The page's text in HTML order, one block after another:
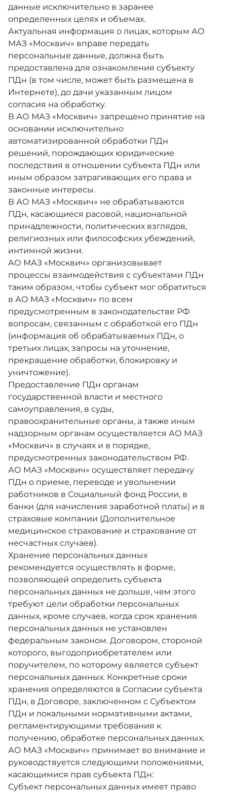
данные исключительно в заранее
определенных целях и объемах.
Актуальная информация о лицах, которым АО
МАЗ «Москвич» вправе передать
персональные данные, должна быть
предоставлена для ознакомления субъекту
ПДн (в том числе, может быть размещена в
Интернете), до дачи указанным лицом
согласия на обработку.
В АО МАЗ «Москвич» запрещено принятие на
основании исключительно
автоматизированной обработки ПДн
решений, порождающих юридические
последствия в отношении субъекта ПДн или
иным образом затрагивающих его права и
законные интересы.
В АО МАЗ «Москвич» не обрабатываются
ПДн, касающиеся расовой, национальной
принадлежности, политических взглядов,
религиозных или философских убеждений,
интимной жизни.
АО МАЗ «Москвич» организовывает
процессы взаимодействия с субъектами ПДн
таким образом, чтобы субъект мог обратиться
в АО МАЗ «Москвич» по всем
предусмотренным в законодательстве РФ
вопросам, связанным с обработкой его ПДн
(информация об обрабатываемых ПДн, о
третьих лицах, запросы на уточнение,
прекращение обработки, блокировку и
уничтожение).
Предоставление ПДн органам
государственной власти и местного
самоуправления, в суды,
правоохранительные органы, а также иным
надзорным органам осуществляется АО МАЗ
«Москвич» в случаях и в порядке,
предусмотренных законодательством РФ.
АО МАЗ «Москвич» осуществляет передачу
ПДн о приеме, переводе и увольнении
работников в Социальный фонд России, в
банки (для начисления заработной платы) и в
страховые компании (Дополнительное
медицинское страхование и страхование от
несчастных случаев).
Хранение персональных данных
рекомендуется осуществлять в форме,
позволяющей определить субъекта
персональных данных не дольше, чем этого
требуют цели обработки персональных
данных, кроме случаев, когда срок хранения
персональных данных не установлен
федеральным законом. Договором, стороной
которого, выгодоприобретателем или
поручителем, по которому является субъект
персональных данных. Конкретные сроки
хранения определяются в Согласии субъекта
ПДн, в Договоре, заключенном с Субъектом
ПДн и локальными нормативными актами,
регламентирующими требования к
получению, обработке персональных данных.
АО МАЗ «Москвич» принимает во внимание и
руководствуется следующими положениями,
касающимися прав субъекта ПДн:
Субъект персональных данных имеет право